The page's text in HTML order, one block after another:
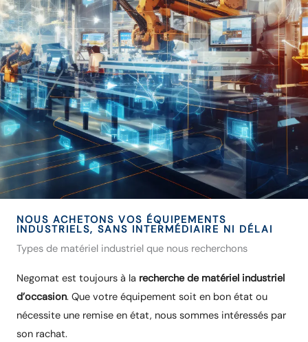
NOUS ACHETONS VOS ÉQUIPEMENTS
INDUSTRIELS, SANS INTERMÉDIAIRE NI DÉLAI
Types de matériel industriel que nous recherchons
Negomat est toujours à la recherche de matériel industriel
d’occasion. Que votre équipement soit en bon état ou
nécessite une remise en état, nous sommes intéressés par
son rachat.